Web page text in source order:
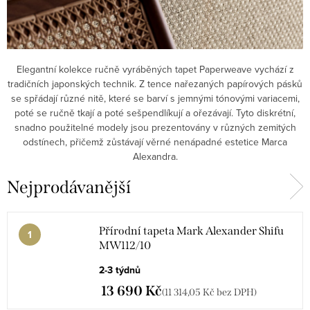
Elegantní kolekce ručně vyráběných tapet Paperweave vychází z
tradičních japonských technik. Z tence nařezaných papírových pásků
se spřádají různé nitě, které se barví s jemnými tónovými variacemi,
poté se ručně tkají a poté sešpendlíkují a ořezávají. Tyto diskrétní,
snadno použitelné modely jsou prezentovány v různých zemitých
odstínech, přičemž zůstávají věrné nenápadné estetice Marca
Alexandra.
Nejprodávanější
Přírodní tapeta Mark Alexander Shifu
MW112/10
2-3 týdnů
13 690 Kč(11 314,05 Kč bez DPH)